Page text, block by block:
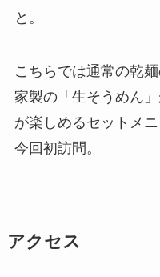
と。
こちらでは通常の乾
家製の「生そうめん
が楽しめるセットメ
今回初訪問。
アクセス